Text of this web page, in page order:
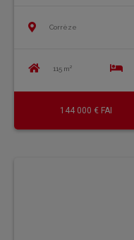
Corrèze
115 m²
144 000 € FAI